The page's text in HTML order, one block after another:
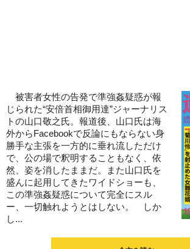
被害者女性の告発で準強姦疑惑が報
じられた“安倍首相御用達”ジャーナリス
トの山口敬之氏。報道後、山口氏は海
外からFacebookで反論にもならない身
勝手な主張を一方的に垂れ流しただけ
で、公の場で釈明することもなく、依
然、姿を消したままだ。また山口氏を
盛んに起用してきたワイドショーも、
この準強姦疑惑について完全にスル
ー、一切触れようとはしない。 しか
し...